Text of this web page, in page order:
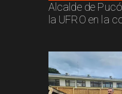
Alcalde de
la UFRO en la